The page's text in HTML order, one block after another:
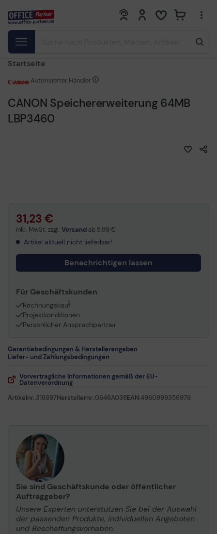
0 0
Startseite
CANON Speichererweiterung 64MB
LBP3460
Autorisierter Händler
31,23 €
inkl. MwSt. zzgl. Versand ab 5,99 €
Artikel aktuell nicht lieferbar!
Benachrichtigen lassen
Für Geschäftskunden
Rechnungskauf
1
Projektkonditionen
Persönlicher Ansprechpartner
Garantiebedingungen & Herstellerangaben
Liefer- und Zahlungsbedingungen
Vorvertragliche Informationen gemäß der EU-
Datenverordnung
Artikelnr.:318897Herstellernr.:0646A038EAN:4960999356976
Sie sind Geschäftskunde oder öffentlicher
Auftraggeber?
Unsere Experten unterstützen Sie bei der Auswahl
der passenden Produkte, individuellen Angeboten
und Beschaffungsvorhaben.